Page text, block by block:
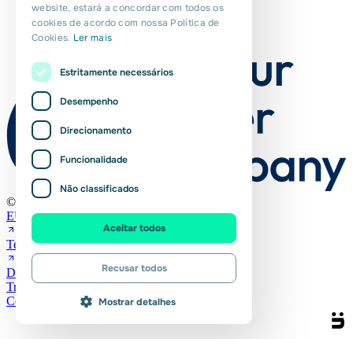
© Euro Planit 2026
EURES
Terms and Conditions (NL)
Declaração de privacidade
Transferências
Cookies
PORTUGUESE
website, estará a concordar com todos os
cookies de acordo com nossa Política de
Cookies. Ler mais
Estritamente necessários
Desempenho
Direcionamento
Funcionalidade
Não classificados
Aceitar todos
Recusar todos
Mostrar detalhes